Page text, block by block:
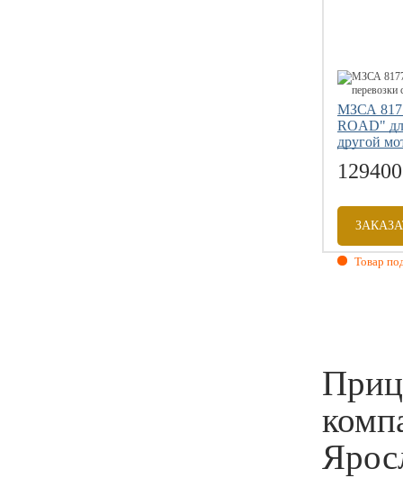
МЗСА
ROAD"
другой
Товар